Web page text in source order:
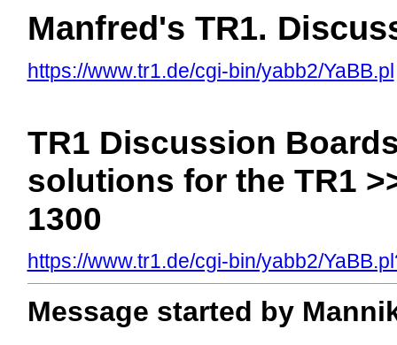
Manfred's TR1.
https://www.tr1.de/cgi-bin/yabb2/YaBB.pl
TR1 Discussion
solutions for the TR1
1300
https://www.tr1.de/cgi-bin/yabb2/
Message started by